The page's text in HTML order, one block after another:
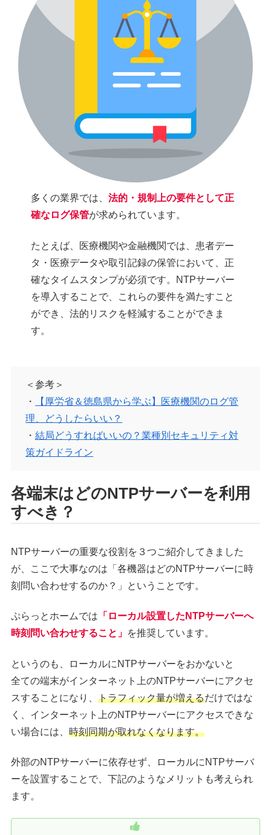
多くの業界では、法的・規制上の要件として正
確なログ保管が求められています。
たとえば、医療機関や金融機関では、患者デー
タ・医療データや取引記録の保管において、正
確なタイムスタンプが必須です。NTPサーバー
を導入することで、これらの要件を満たすこと
ができ、法的リスクを軽減することができま
す。
＜参考＞
・
【厚労省＆徳島県から学ぶ】医療機関のログ管
理、どうしたらいい？
・結局どうすればいいの？業種別セキュリティ対
策ガイドライン
各端末はどのNTPサーバーを利用
すべき？
NTPサーバーの重要な役割を３つご紹介してきました
が、ここで大事なのは「各機器はどのNTPサーバーに時
刻問い合わせするのか？」ということです。
ぷらっとホームでは 「ローカル設置したNTPサーバーへ
時刻問い合わせすること」 を推奨しています。
というのも、ローカルにNTPサーバーをおかないと
全ての端末がインターネット上のNTPサーバーにアクセ
スすることになり、トラフィック量が増えるだけではな
く、インターネット上のNTPサーバーにアクセスできな
い場合には、時刻同期が取れなくなります。
外部のNTPサーバーに依存せず、ローカルにNTPサーバ
ーを設置することで、下記のようなメリットも考えられ
ます。